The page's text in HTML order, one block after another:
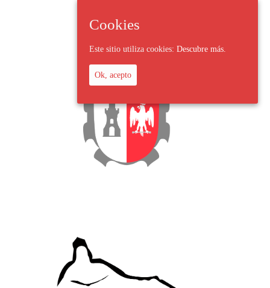
Cookies
Este sitio utiliza cookies: Descubre más.
Ok, acepto